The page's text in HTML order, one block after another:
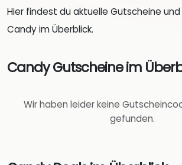
Hier findest du aktuelle Gutscheine
Candy im Überblick.
Candy Gutscheine im
Wir haben leider keine
gefunden.